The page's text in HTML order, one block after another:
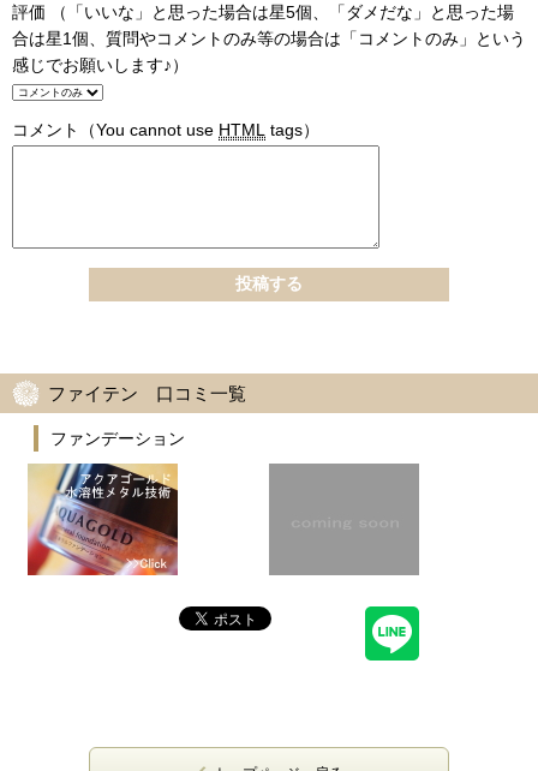
評価 （「いいな」と思った場合は星5個、「ダメだな」と思った場
合は星1個、質問やコメントのみ等の場合は「コメントのみ」という
感じでお願いします♪）
コメント （You cannot use HTML tags）
ファイテン 口コミ一覧
ファンデーション